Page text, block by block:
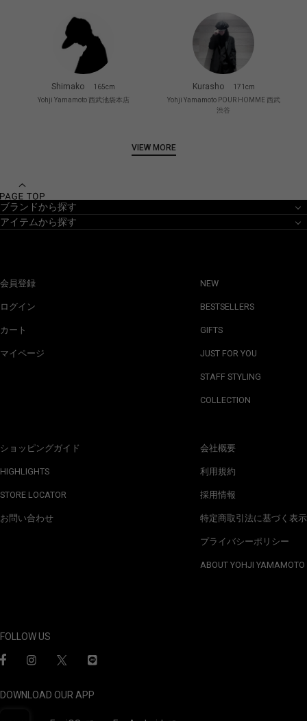
Shimako
165cm
Yohji Yamamoto 西武池袋本店
Kurasho
171cm
Yohji Yamamoto POUR HOMME 西武
渋谷
VIEW MORE
ブランドから探す
アイテムから探す
会員登録
ログイン
カート
マイページ
ショッピングガイド
HIGHLIGHTS
STORE LOCATOR
お問い合わせ
NEW
BESTSELLERS
GIFTS
JUST FOR YOU
STAFF STYLING
COLLECTION
会社概要
利用規約
採用情報
特定商取引法に基づく表示
プライバシーポリシー
ABOUT YOHJI YAMAMOTO
FOLLOW US
DOWNLOAD OUR APP